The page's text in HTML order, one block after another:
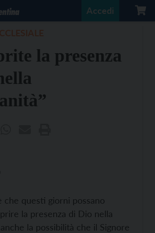
Accedi
la presenza
che questi giorni possano
la presenza di Dio nella
la possibilità che il Signore